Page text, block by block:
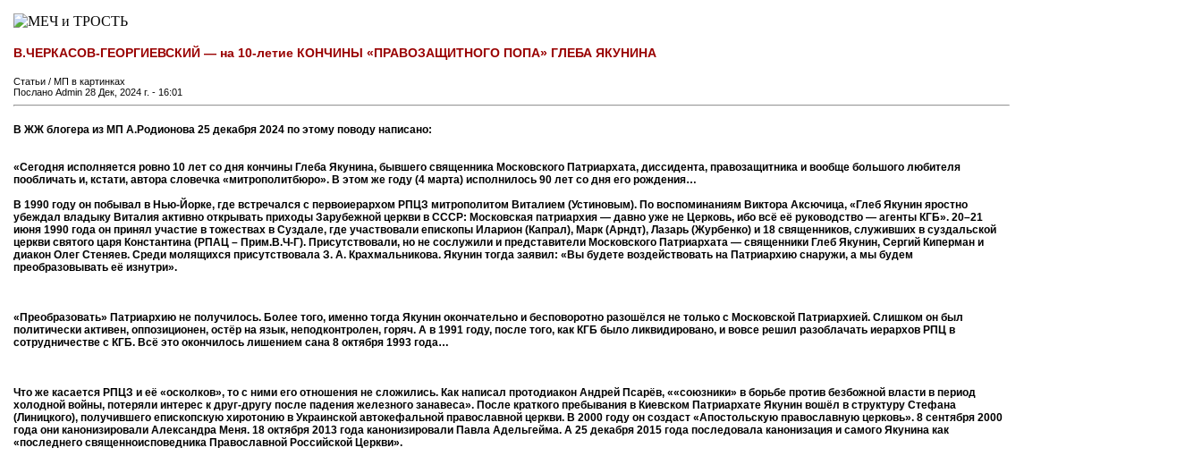
В.ЧЕРКАСОВ-ГЕОРГИЕВСКИЙ — на 10-летие КОНЧИНЫ «ПРАВОЗАЩИТНОГО ПОПА» ГЛЕБА ЯКУНИНА
Статьи / МП в картинках
Послано Admin 28 Дек, 2024 г. - 16:01
В ЖЖ блогера из МП А.Родионова 25 декабря 2024 по этому поводу написано:
«Сегодня исполняется ровно 10 лет со дня кончины Глеба Якунина, бывшего священника Московского Патриархата, диссидента, правозащитника и вообще большого любителя
пообличать и, кстати, автора словечка «митрополитбюро». В этом же году (4 марта) исполнилось 90 лет со дня его рождения…
В 1990 году он побывал в Нью-Йорке, где встречался с первоиерархом РПЦЗ митрополитом Виталием (Устиновым). По воспоминаниям Виктора Аксючица, «Глеб Якунин яростно
убеждал владыку Виталия активно открывать приходы Зарубежной церкви в СССР: Московская патриархия — давно уже не Церковь, ибо всё её руководство — агенты КГБ». 20–21
июня 1990 года он принял участие в тожествах в Суздале, где участвовали епископы Иларион (Капрал), Марк (Арндт), Лазарь (Журбенко) и 18 священников, служивших в суздальской
церкви святого царя Константина (РПАЦ – Прим.В.Ч-Г). Присутствовали, но не сослужили и представители Московского Патриархата — священники Глеб Якунин, Сергий Киперман и
диакон Олег Стеняев. Среди молящихся присутствовала З. А. Крахмальникова. Якунин тогда заявил: «Вы будете воздействовать на Патриархию снаружи, а мы будем
преобразовывать её изнутри».
«Преобразовать» Патриархию не получилось. Более того, именно тогда Якунин окончательно и бесповоротно разошёлся не только с Московской Патриархией. Слишком он был
политически активен, оппозиционен, остёр на язык, неподконтролен, горяч. А в 1991 году, после того, как КГБ было ликвидировано, и вовсе решил разоблачать иерархов РПЦ в
сотрудничестве с КГБ. Всё это окончилось лишением сана 8 октября 1993 года…
Что же касается РПЦЗ и её «осколков», то с ними его отношения не сложились. Как написал протодиакон Андрей Псарёв, ««союзники» в борьбе против безбожной власти в период
холодной войны, потеряли интерес к друг-другу после падения железного занавеса». После краткого пребывания в Киевском Патриархате Якунин вошёл в структуру Стефана
(Линицкого), получившего епископскую хиротонию в Украинской автокефальной православной церкви. В 2000 году он создаст «Апостольскую православную церковь». 8 сентября 2000
года они канонизировали Александра Меня. 18 октября 2013 года канонизировали Павла Адельгейма. А 25 декабря 2015 года последовала канонизация и самого Якунина как
«последнего священноисповедника Православной Российской Церкви».